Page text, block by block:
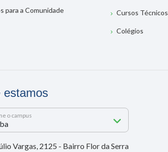
para a Comunidade Cursos Técnicos
Colégios
estamos
o campus
Vargas, 2125 - Bairro Flor da Serra